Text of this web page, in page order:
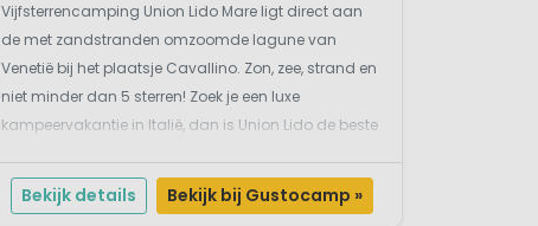
Vijfsterrencamping Union Lido Mare ligt direct aan
de met zandstranden omzoomde lagune van
Venetië bij het plaatsje Cavallino. Zon, zee, strand en
niet minder dan 5 sterren! Zoek je een luxe
kampeervakantie in Italië, dan is Union Lido de beste
camping direct aan het strand, ideaal voor een...
Bekijk details Bekijk bij Gustocamp »